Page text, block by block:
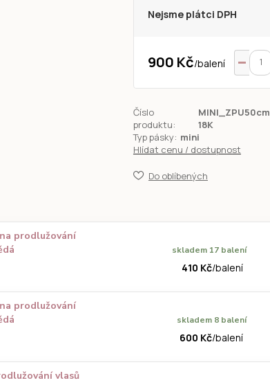
Nejsme plátci DPH
900 Kč/balení
Číslo
produktu:
MINI_ZPU50cm
18K
Typ pásky: mini
Hlídat cenu / dostupnost
Do oblíbených
prodlužování
410 Kč/balení
skladem 17 balení
prodlužování
600 Kč/balení
skladem 8 balení
vlasů